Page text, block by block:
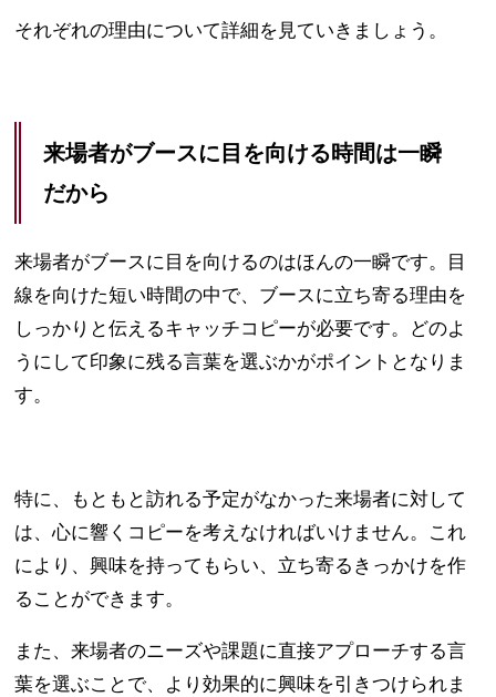
それぞれの理由について詳細を見ていきましょう。
来場者がブースに目を向ける時間は一瞬
だから
来場者がブースに目を向けるのはほんの一瞬です。目
線を向けた短い時間の中で、ブースに立ち寄る理由を
しっかりと伝えるキャッチコピーが必要です。どのよ
うにして印象に残る言葉を選ぶかがポイントとなりま
す。
特に、もともと訪れる予定がなかった来場者に対して
は、心に響くコピーを考えなければいけません。これ
により、興味を持ってもらい、立ち寄るきっかけを作
ることができます。
また、来場者のニーズや課題に直接アプローチする言
葉を選ぶことで、より効果的に興味を引きつけられま